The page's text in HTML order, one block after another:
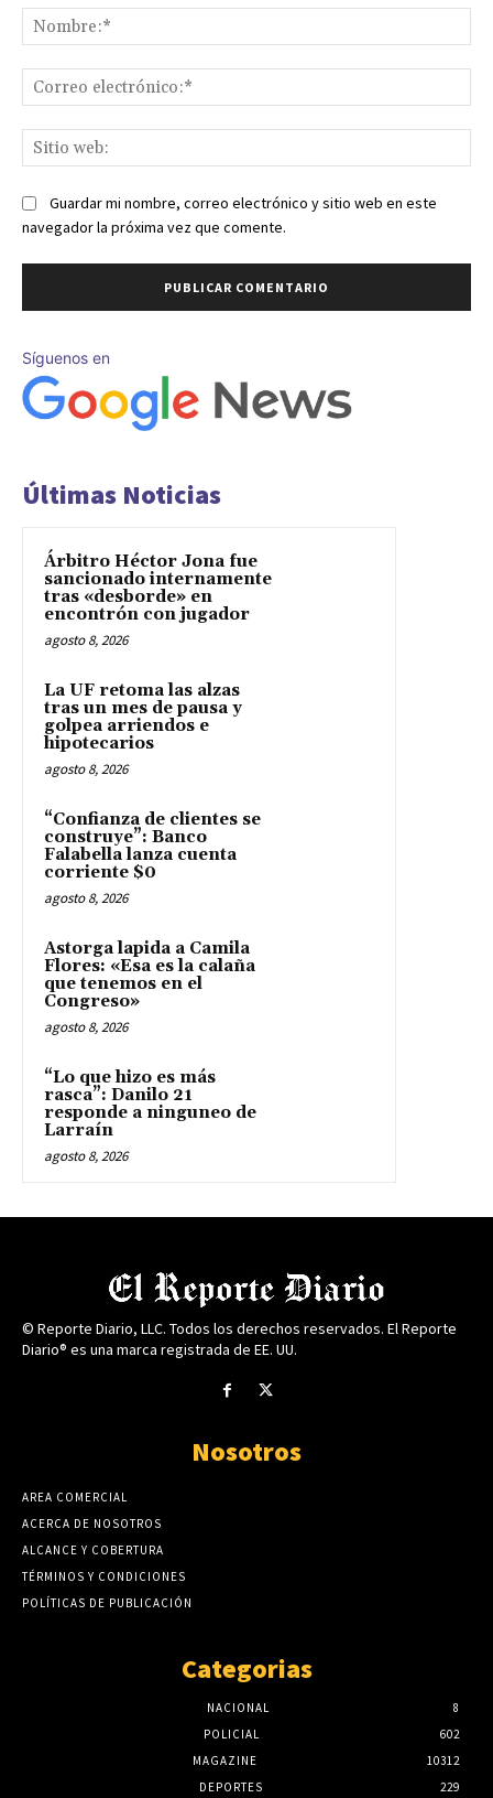
Guardar mi nombre, correo electrónico y sitio web en este
navegador la próxima vez que comente.
Síguenos en
Últimas Noticias
Árbitro Héctor Jona fue
sancionado internamente
tras «desborde» en
encontrón con jugador
agosto 8, 2026
La UF retoma las alzas
tras un mes de pausa y
golpea arriendos e
hipotecarios
agosto 8, 2026
“Confianza de clientes se
construye”: Banco
Falabella lanza cuenta
corriente $0
agosto 8, 2026
Astorga lapida a Camila
Flores: «Esa es la calaña
que tenemos en el
Congreso»
agosto 8, 2026
“Lo que hizo es más
rasca”: Danilo 21
responde a ninguneo de
Larraín
agosto 8, 2026
© Reporte Diario, LLC. Todos los derechos reservados. El Reporte
Diario® es una marca registrada de EE. UU.
Nosotros
AREA COMERCIAL
ACERCA DE NOSOTROS
ALCANCE Y COBERTURA
TÉRMINOS Y CONDICIONES
POLÍTICAS DE PUBLICACIÓN
Categorias
NACIONAL
8
POLICIAL
602
MAGAZINE
10312
DEPORTES
229